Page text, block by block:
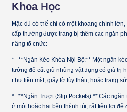
Khoa Học
Mặc dù có thể chỉ có một khoang chính
cấp thường được trang bị thêm các ngăn
năng tổ chức:
* **Ngăn Kéo Khóa Nội Bộ:** Một ngăn
tưởng để cất giữ những vật dụng có giá trị
như tiền mặt, giấy tờ tùy thân, hoặc trang
* **Ngăn Trượt (Slip Pockets):** Các ngăn
ở một hoặc hai bên thành túi, rất tiện lợi để